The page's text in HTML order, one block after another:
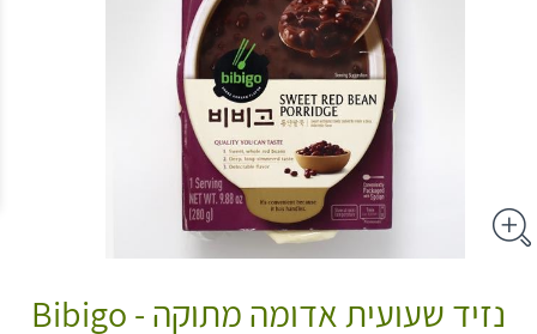
נזיד שעועית אדומה מתוקה - Bibigo